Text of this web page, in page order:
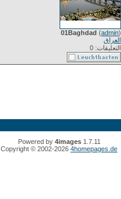
01Baghdad (admin)
العراق
التعليقات: 0
Powered by 4images1.7.11
Copyright © 2002-2026 4homepages.de